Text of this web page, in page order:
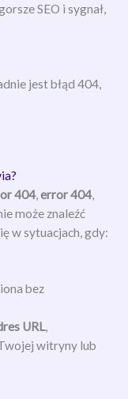
SEO i sygnał,
jest błąd 404,
404,error 404,
może znaleźć
w sytuacjach, gdy:
bez
URL
witryny lub